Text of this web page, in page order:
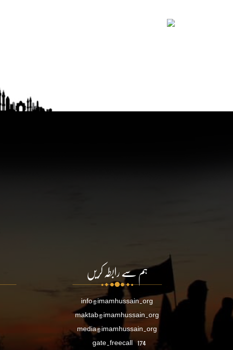
ہم سے رابطہ کریں
info@imamhussain.org
maktab@imamhussain.org
media@imamhussain.org
gate.freecall 174